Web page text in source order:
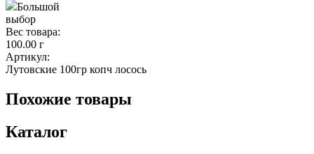
Большой
выбор
Вес товара:
100.00 г
Артикул:
Лутовские 100гр копч лосось
Похожие товары
Каталог